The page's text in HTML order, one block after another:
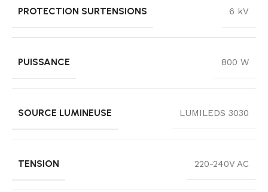
PROTECTION SURTENSIONS 6 kV
PUISSANCE 800 W
SOURCE LUMINEUSE LUMILEDS 3030
TENSION 220-240V AC